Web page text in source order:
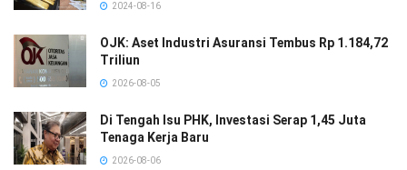
2024-08-16
OJK: Aset Industri Asuransi Tembus Rp 1.184,72
Triliun
2026-08-05
Di Tengah Isu PHK, Investasi Serap 1,45 Juta
Tenaga Kerja Baru
2026-08-06